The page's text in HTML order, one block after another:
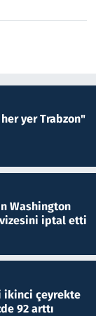
yer Trabzon"
Washington
iptal etti
ikinci çeyrekte
92 arttı